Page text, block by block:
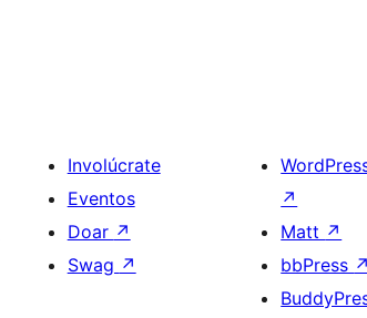
Involúcrate
Eventos
Doar ↗
Swag ↗
↗
Matt ↗
bbPress ↗